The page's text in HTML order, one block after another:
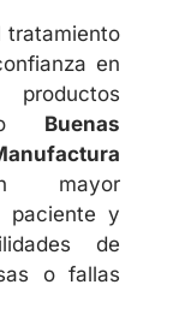
tratamiento
en
Buenas
mayor
paciente y
de
o fallas